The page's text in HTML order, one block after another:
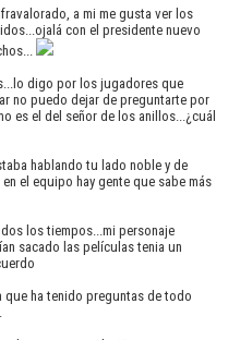
a mi me gusta ver los
con el presidente nuevo
digo por los jugadores que
no puedo dejar de preguntarte por
es el del señor de los anillos...¿cuál
hablando tu lado noble y de
el equipo hay gente que sabe más
los tiempos...mi personaje
sacado las películas tenia un
que ha tenido preguntas de todo